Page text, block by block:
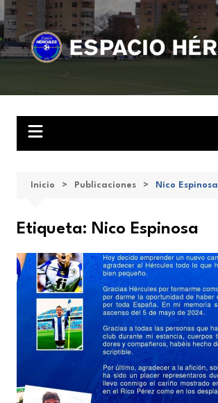
Saltar
al
contenido
Inicio Publicaciones Nico Espinosa
Etiqueta: Nico Espinosa